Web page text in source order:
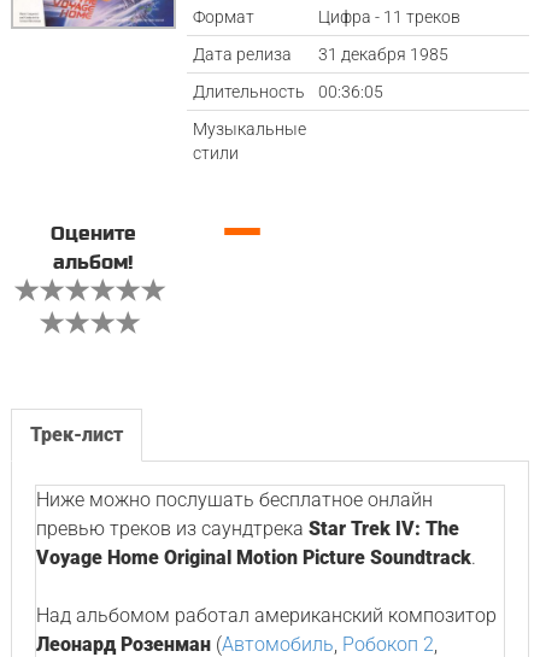
Формат
Цифра - 11 треков
Дата релиза
31 декабря 1985
Длительность
00:36:05
Музыкальные
стили
Оцените
альбом!
—
Трек-лист
Ниже можно послушать бесплатное онлайн
превью треков из саундтрека Star Trek IV: The
Voyage Home Original Motion Picture Soundtrack.
Над альбомом работал американский композитор
Леонард Розенман(Автомобиль, Робокоп 2,